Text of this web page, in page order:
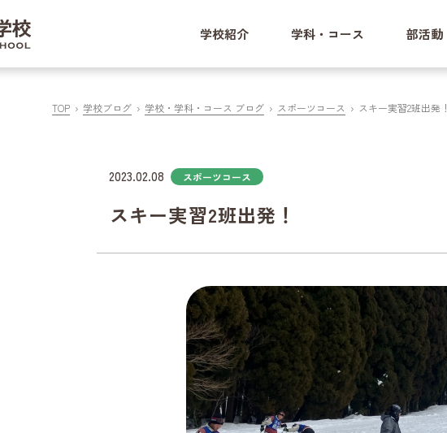
学校紹介 学科・コース 部活動
TOP 学校ブログ 学校・学科・コース ブログ スポーツコース スキー実習2班出発！
2023.02.08 スポーツコース
スキー実習2班出発！